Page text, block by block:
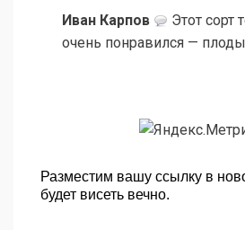
Иван Карпов
Этот сорт
очень понравился —
Разместим вашу ссылку в
будет висеть вечно.